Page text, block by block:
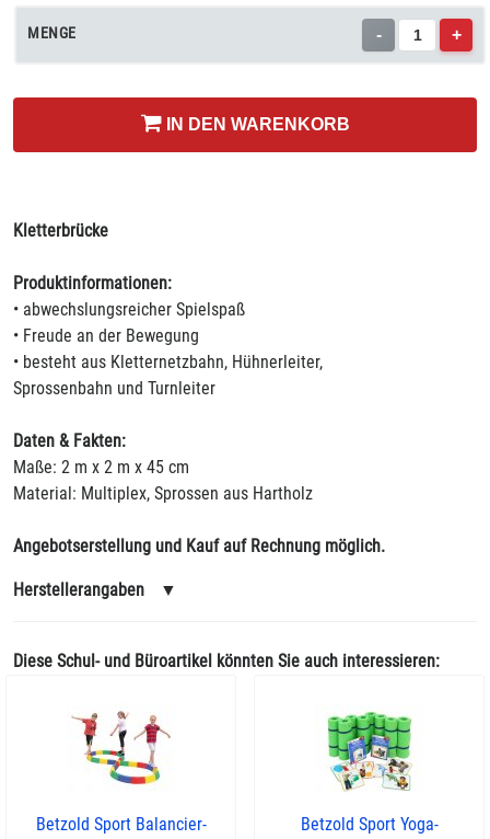
MENGE - +
IN DEN WARENKORB
Kletterbrücke
Produktinformationen:
• abwechslungsreicher Spielspaß
• Freude an der Bewegung
• besteht aus Kletternetzbahn, Hühnerleiter,
Sprossenbahn und Turnleiter
Daten & Fakten:
Maße: 2 m x 2 m x 45 cm
Material: Multiplex, Sprossen aus Hartholz
Angebotserstellung und Kauf auf Rechnung möglich.
Herstellerangaben ▼
Diese Schul- und Büroartikel könnten Sie auch interessieren:
Betzold Sport Balancier-
Betzold Sport Yoga-